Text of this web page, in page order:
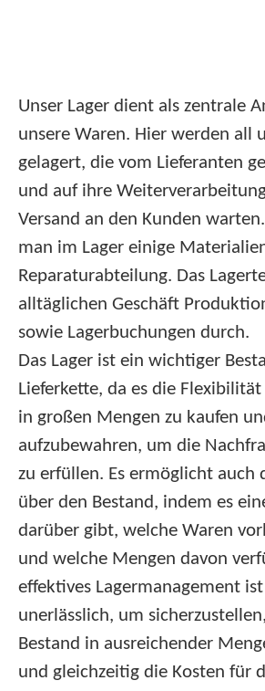
Unser Lager dient als zentrale
unsere Waren. Hier werden all
gelagert, die vom Lieferanten
und auf ihre
Versand an den Kunden
man im Lager einige
Reparaturabteilung. Das
alltäglichen Geschäft
sowie Lagerbuchungen durch.
Das Lager ist ein wichtiger
Lieferkette, da es die
in großen Mengen zu kaufen
aufzubewahren, um die
zu erfüllen. Es ermöglicht auch
über den Bestand, indem es
darüber gibt, welche Waren
und welche Mengen davon
effektives Lagermanagement
unerlässlich, um
Bestand in ausreichender
und gleichzeitig die Kosten für